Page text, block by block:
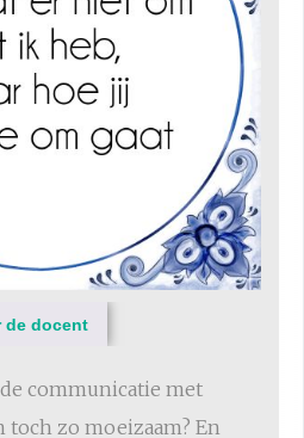
de docent
communicatie met
zo moeizaam? En